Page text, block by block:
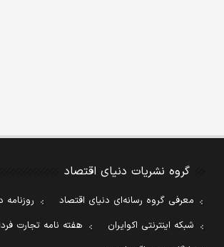
گروه نشریات دنیای اقتصاد
معرفی گروه رسانه‌ای دنیای اقتصاد
روزنامه
شبکه اینترنتی اکوایران
هفته نامه تجارت فردا